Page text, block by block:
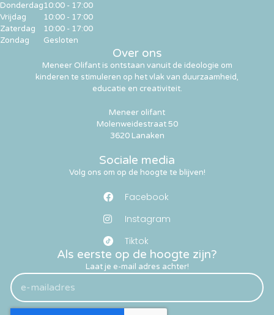
Als eerste op de hoogte zijn?
Laat je e-mail adres achter!
Sociale media
Volg ons om op de hoogte te blijven!
Facebook
Instagram
Tiktok
Over ons
Meneer Olifant is ontstaan vanuit de ideologie om
kinderen te stimuleren op het vlak van duurzaamheid,
educatie en creativiteit.
Meneer olifant
Molenweidestraat 50
3620 Lanaken
Donderdag
Vrijdag
Zaterdag
Zondag
10:00 - 17:00
10:00 - 17:00
10:00 - 17:00
Gesloten